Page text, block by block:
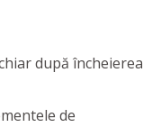
după încheierea
de